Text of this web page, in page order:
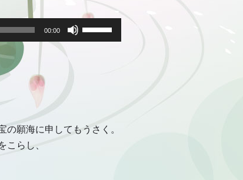
00:00
リ
ュ
矢
印
願海に申してもうさく。
らし、